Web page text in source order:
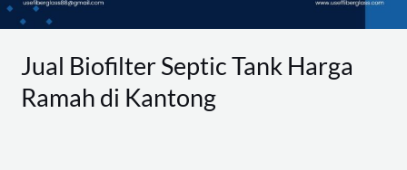
Jual Biofilter Septic Tank Harga
Ramah di Kantong